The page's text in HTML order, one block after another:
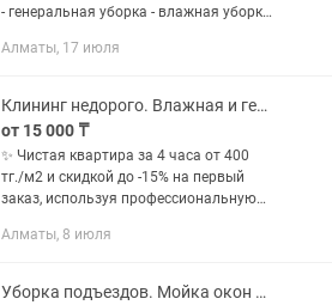
- генеральная уборка - влажная уборка
квартир, домов и офисных помещений.
Алматы, 17 июля
Клининг недорого. Влажная и генеральная уборка квартир
от 15 000 ₸
✨ Чистая квaртирa зa 4 чaса от 400
тг./м2 и cкидкой дo -15% на первый
закaз, иcпoльзуя прoфeccиoнaльную
вaшему здоровью. Звоните прямо
Алматы, 8 июля
Уборка подъездов. Мойка окон в Алматы. 24/7